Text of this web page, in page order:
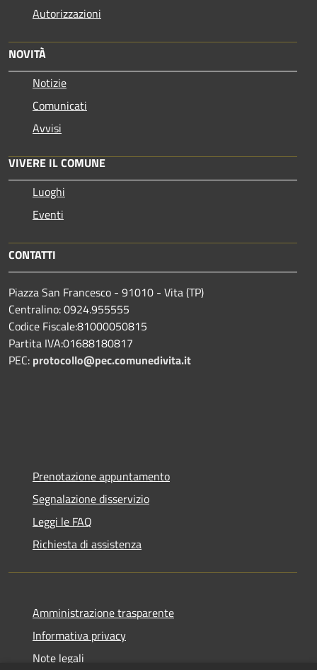
Autorizzazioni
NOVITÀ
Notizie
Comunicati
Avvisi
VIVERE IL COMUNE
Luoghi
Eventi
CONTATTI
Piazza San Francesco - 91010 - Vita (TP)
Centralino: 0924.955555
Codice Fiscale:81000050815
Partita IVA:01688180817
PEC: protocollo@pec.comunedivita.it
Prenotazione appuntamento
Segnalazione disservizio
Leggi le FAQ
Richiesta di assistenza
Amministrazione trasparente
Informativa privacy
Note legali